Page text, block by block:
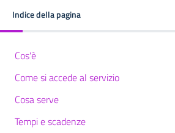
Indice della pagina
Cos'è
Come si accede al servizio
Cosa serve
Tempi e scadenze